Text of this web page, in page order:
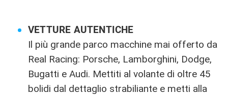
VETTURE AUTENTICHE
Il più grande parco macchine mai offerto da
Real Racing: Porsche, Lamborghini, Dodge,
Bugatti e Audi. Mettiti al volante di oltre 45
bolidi dal dettaglio strabiliante e metti alla